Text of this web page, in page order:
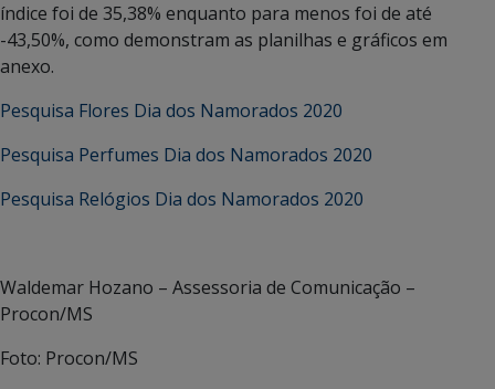
índice foi de 35,38% enquanto para menos foi de até
-43,50%, como demonstram as planilhas e gráficos em
anexo.
Pesquisa Flores Dia dos Namorados 2020
Pesquisa Perfumes Dia dos Namorados 2020
Pesquisa Relógios Dia dos Namorados 2020
Waldemar Hozano – Assessoria de Comunicação –
Procon/MS
Foto: Procon/MS